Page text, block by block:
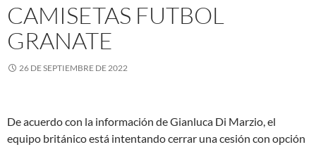
CAMISETAS FUTBOL
GRANATE
26 DE SEPTIEMBRE DE 2022
De acuerdo con la información de Gianluca Di Marzio, el
equipo británico está intentando cerrar una cesión con opción